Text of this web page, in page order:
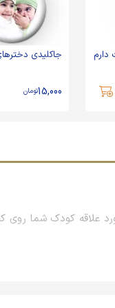
جاکلیدی
15,000تومان
کودک شما روی